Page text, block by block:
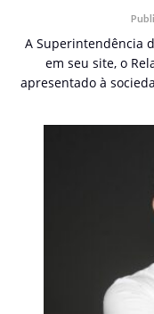
A Superintendência
em seu site, o
apresentado à